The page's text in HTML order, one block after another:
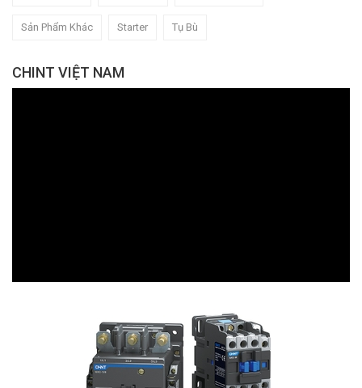
Sản Phẩm Khác Starter Tụ Bù
CHINT VIỆT NAM